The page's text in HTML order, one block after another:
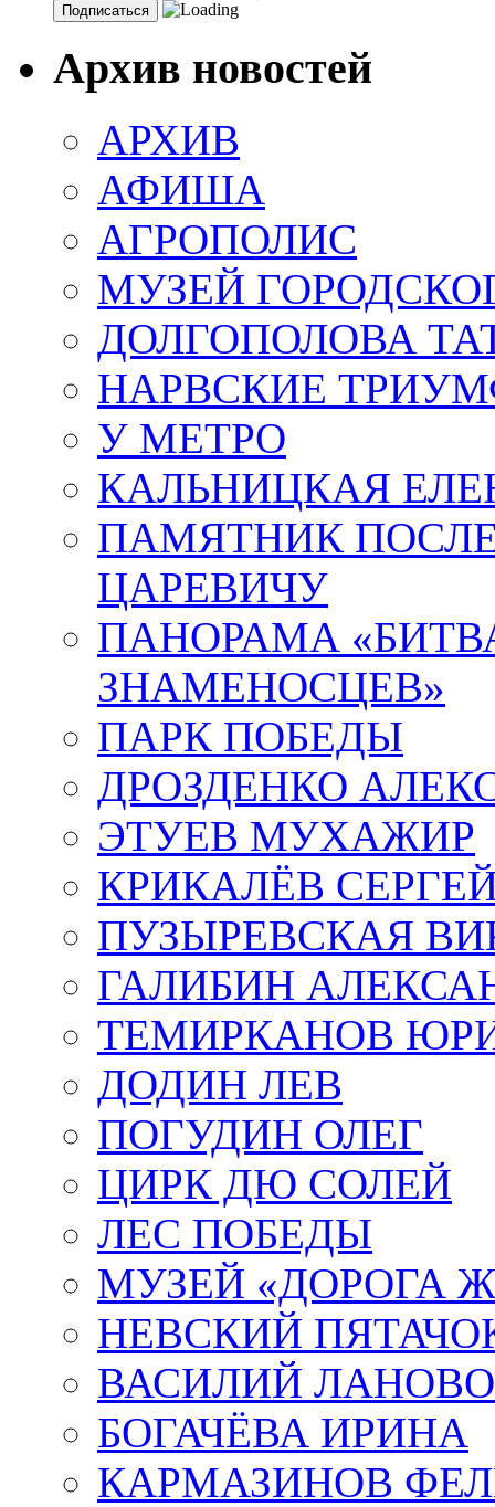
Архив новостей
АРХИВ
АФИША
АГРОПОЛИС
МУЗЕЙ
ДОЛГОПОЛОВА
НАРВСКИЕ
У МЕТРО
КАЛЬНИЦКАЯ
ПАМЯТНИК
ЦАРЕВИЧУ
ПАНОРАМА
ЗНАМЕНОСЦЕВ»
ПАРК ПОБЕДЫ
ДРОЗДЕНКО
ЭТУЕВ МУХАЖИР
КРИКАЛЁВ
ПУЗЫРЕВСКАЯ
ГАЛИБИН
ТЕМИРКАНОВ
ДОДИН ЛЕВ
ПОГУДИН ОЛЕГ
ЦИРК ДЮ СОЛЕЙ
ЛЕС ПОБЕДЫ
МУЗЕЙ «ДОРОГА
НЕВСКИЙ
ВАСИЛИЙ
БОГАЧЁВА ИРИНА
КАРМАЗИНОВ